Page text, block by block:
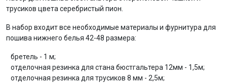
трусиков цвета серебристый пион.
В набор входит все необходимые материалы и фурнитура для
пошива нижнего белья 42-48 размера:
бретель - 1 м;
отделочная резинка для стана бюстгальтера 12мм - 1,5м;
отделочная резинка для трусиков 8 мм - 2,5м;